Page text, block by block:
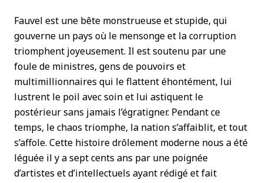
Fauvel est une bête monstrueuse et stupide, qui
gouverne un pays où le mensonge et la corruption
triomphent joyeusement. Il est soutenu par une
foule de ministres, gens de pouvoirs et
multimillionnaires qui le flattent éhontément, lui
lustrent le poil avec soin et lui astiquent le
postérieur sans jamais l’égratigner. Pendant ce
temps, le chaos triomphe, la nation s’affaiblit, et tout
s’affole. Cette histoire drôlement moderne nous a été
léguée il y a sept cents ans par une poignée
d’artistes et d’intellectuels ayant rédigé et fait